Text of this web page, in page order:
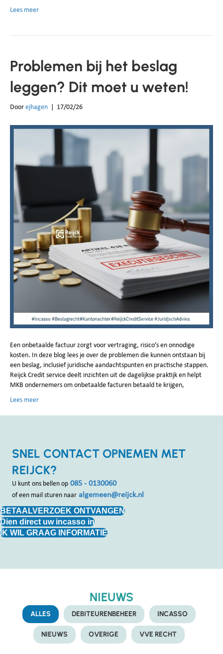
Lees meer
Problemen bij het beslag
leggen? Dit moet u weten!
Door ejhagen 17/02/26
Een onbetaalde factuur zorgt voor vertraging, risico’s en onnodige
kosten. In deze blog lees je over de problemen die kunnen ontstaan bij
een beslag, inclusief juridische aandachtspunten en practische stappen.
Reijck Credit service deelt inzichten uit de dagelijkse praktijk en helpt
MKB ondernemers om onbetaalde facturen betaald te krijgen,
Lees meer
SNEL CONTACT OPNEMEN MET
REIJCK?
U kunt ons bellen op 085 - 0130060
of een mail sturen naar algemeen@reijck.nl
BETAALVERZOEK ONTVANGEN
Dien direct uw incasso in
IK WIL GRAAG INFORMATIE
NIEUWS
ALLES DEBITEURENBEHEER INCASSO
NIEUWS OVERIGE VVE RECHT